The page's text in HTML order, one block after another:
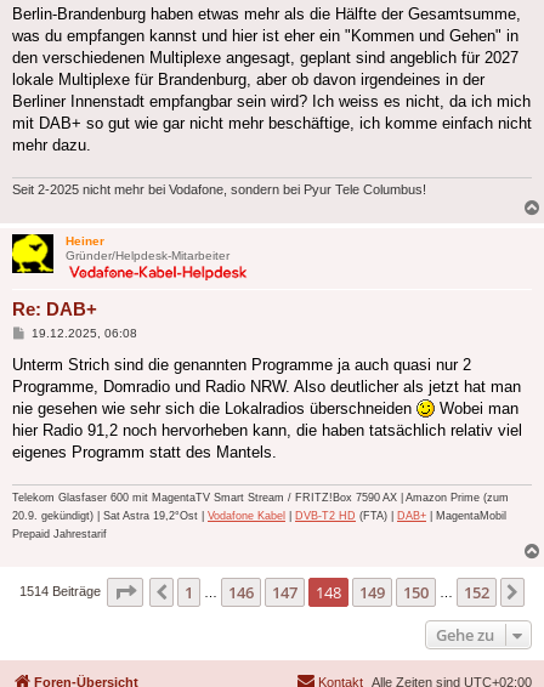
Berlin-Brandenburg haben etwas mehr als die Hälfte der Gesamtsumme,
was du empfangen kannst und hier ist eher ein "Kommen und Gehen" in
den verschiedenen Multiplexe angesagt, geplant sind angeblich für 2027
lokale Multiplexe für Brandenburg, aber ob davon irgendeines in der
Berliner Innenstadt empfangbar sein wird? Ich weiss es nicht, da ich mich
mit DAB+ so gut wie gar nicht mehr beschäftige, ich komme einfach nicht
mehr dazu.
Seit 2-2025 nicht mehr bei Vodafone, sondern bei Pyur Tele Columbus!
Heiner
Gründer/Helpdesk-Mitarbeiter
Re: DAB+
Beitrag
19.12.2025, 06:08
Unterm Strich sind die genannten Programme ja auch quasi nur 2
Programme, Domradio und Radio NRW. Also deutlicher als jetzt hat man
nie gesehen wie sehr sich die Lokalradios überschneiden
Wobei man
hier Radio 91,2 noch hervorheben kann, die haben tatsächlich relativ viel
eigenes Programm statt des Mantels.
Telekom Glasfaser 600 mit MagentaTV Smart Stream / FRITZ!Box 7590 AX | Amazon Prime (zum
20.9. gekündigt) | Sat Astra 19,2°Ost | Vodafone Kabel DVB-T2 HD (FTA) | DAB+ | MagentaMobil
Prepaid Jahrestarif
1514 Beiträge Seite 148 von152
Vorherige
1 … 146 147 148 149 150 … 152
Gehe zu
Foren-Übersicht Alle Zeiten sind UTC+02:00
Kontakt